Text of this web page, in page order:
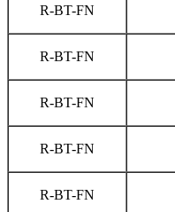
R-BT-FN
R-BT-FN
R-BT-FN
R-BT-FN
R-BT-FN